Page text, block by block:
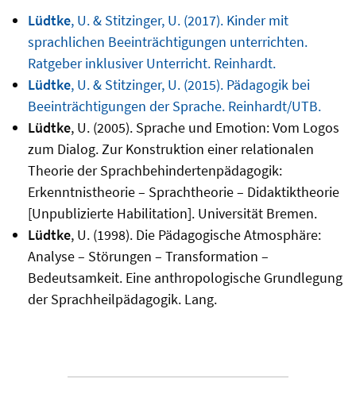
Lüdtke, U. & Stitzinger, U. (2017). Kinder mit
sprachlichen Beeinträchtigungen unterrichten.
Ratgeber inklusiver Unterricht. Reinhardt.
Lüdtke, U. & Stitzinger, U. (2015). Pädagogik bei
Beeinträchtigungen der Sprache. Reinhardt/UTB.
Lüdtke, U. (2005). Sprache und Emotion: Vom Logos
zum Dialog. Zur Konstruktion einer relationalen
Theorie der Sprachbehindertenpädagogik:
Erkenntnistheorie – Sprachtheorie – Didaktiktheorie
[Unpublizierte Habilitation]. Universität Bremen.
Lüdtke, U. (1998). Die Pädagogische Atmosphäre:
Analyse – Störungen – Transformation –
Bedeutsamkeit. Eine anthropologische Grundlegung
der Sprachheilpädagogik. Lang.